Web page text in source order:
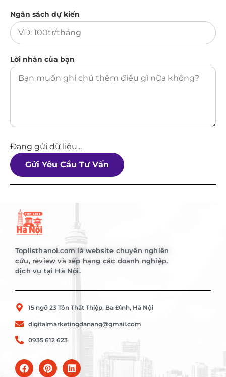
Ngân sách dự kiến
Lời nhắn của bạn
Đang gửi dữ liệu...
Gửi Yêu Cầu Tư Vấn
Toplisthanoi.com là website chuyên nghiên
cứu, review và xếp hạng các doanh nghiệp,
dịch vụ tại Hà Nội.
15 ngõ 23 Tôn Thất Thiệp, Ba Đình, Hà Nội
digitalmarketingdanang@gmail.com
0935 612 623